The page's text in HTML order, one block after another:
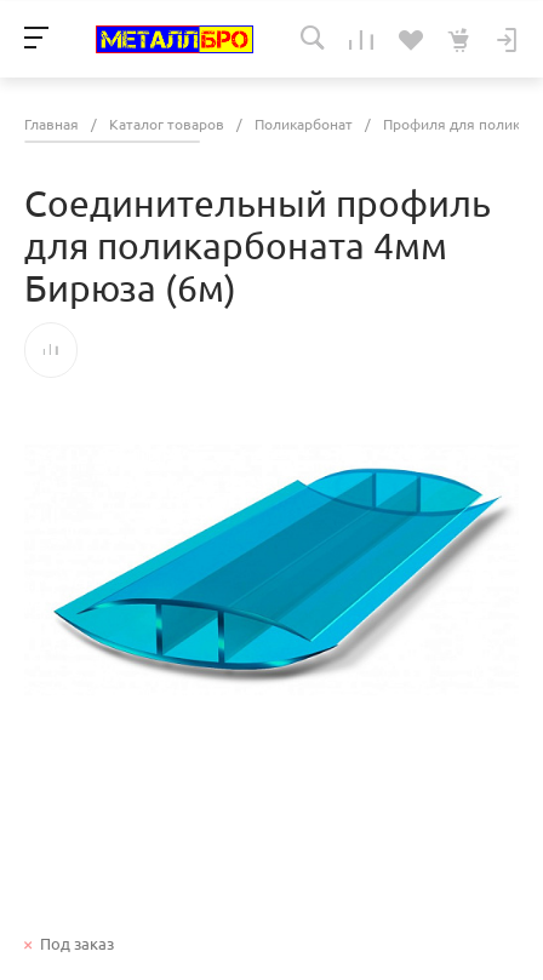
Главная / Каталог товаров / Поликарбонат / Профиля для
Соединительный профиль
для поликарбоната 4мм
Бирюза (6м)
Под заказ